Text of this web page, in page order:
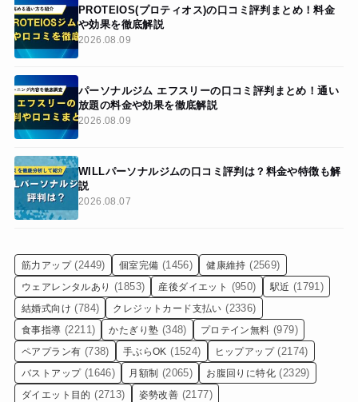
PROTEIOS(プロティオス)の口コミ評判まとめ！料金
や効果を徹底解説
2026.08.09
パーソナルジム エフスリーの口コミ評判まとめ！通い
放題の料金や効果を徹底解説
2026.08.09
WILLパーソナルジムの口コミ評判は？料金や特徴も解
説
2026.08.07
筋力アップ (2449) 個室完備 (1456) 健康維持 (2569)
ウェアレンタルあり (1853) 産後ダイエット (950) 駅近 (1791)
結婚式向け (784) クレジットカード支払い (2336)
食事指導 (2211) かたぎり塾 (348) プロテイン無料 (979)
ペアプラン有 (738) 手ぶらOK (1524) ヒップアップ (2174)
バストアップ (1646) 月額制 (2065) お腹回りに特化 (2329)
ダイエット目的 (2713) 姿勢改善 (2177)